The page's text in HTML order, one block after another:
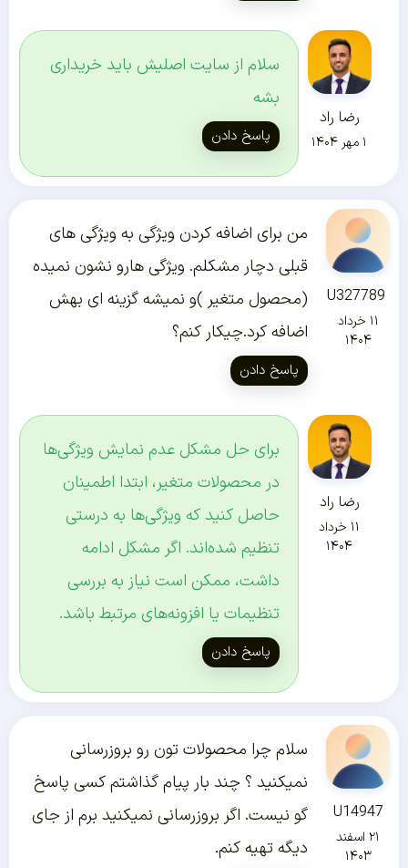
رضا راد
۱ مهر ۱۴۰۴
سلام از سایت اصلیش باید خریداری
بشه
پاسخ دادن
U327789
۱۱ خرداد
۱۴۰۴
من برای اضافه کردن ویژگی به ویژگی های
قبلی دچار مشکلم. ویژگی هارو نشون نمیده
(محصول متغیر )و نمیشه گزینه ای بهش
اضافه کرد.چیکار کنم؟
پاسخ دادن
رضا راد
۱۱ خرداد
۱۴۰۴
برای حل مشکل عدم نمایش ویژگی‌ها
در محصولات متغیر، ابتدا اطمینان
حاصل کنید که ویژگی‌ها به درستی
تنظیم شده‌اند. اگر مشکل ادامه
داشت، ممکن است نیاز به بررسی
تنظیمات یا افزونه‌های مرتبط باشد.
پاسخ دادن
U14947
۲۱ اسفند
۱۴۰۳
سلام چرا محصولات تون رو بروزرسانی
نمیکنید ؟ چند بار پیام گذاشتم کسی پاسخ
گو نیست. اگر بروزرسانی نمیکنید برم از جای
دیگه تهیه کنم.